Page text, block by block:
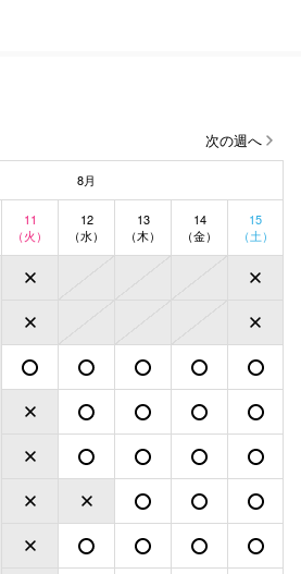
次の週へ
8月
11
（火）
12
（水）
13
（木）
14
（金）
15
（土）